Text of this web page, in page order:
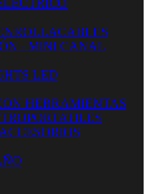
- MINI CANAL
LED
HERRAMIENTAS